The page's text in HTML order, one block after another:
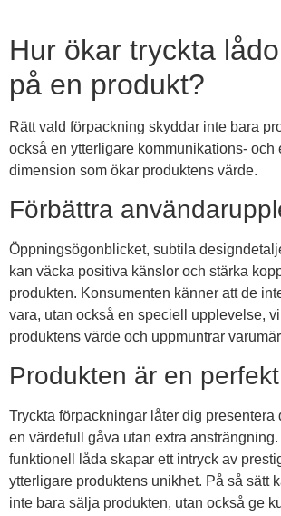
Hur ökar tryckta
på en produkt?
Rätt vald förpackning skyddar inte bara
också en ytterligare kommunikations- och
dimension som ökar produktens värde.
Förbättra
Öppningsögonblicket, subtila
kan väcka positiva känslor och stärka
produkten. Konsumenten känner att de
vara, utan också en speciell upplevelse,
produktens värde och uppmuntrar
Produkten är en
Tryckta förpackningar låter dig presentera
en värdefull gåva utan extra
funktionell låda skapar ett intryck av
ytterligare produktens unikhet. På så sätt
inte bara sälja produkten, utan också ge